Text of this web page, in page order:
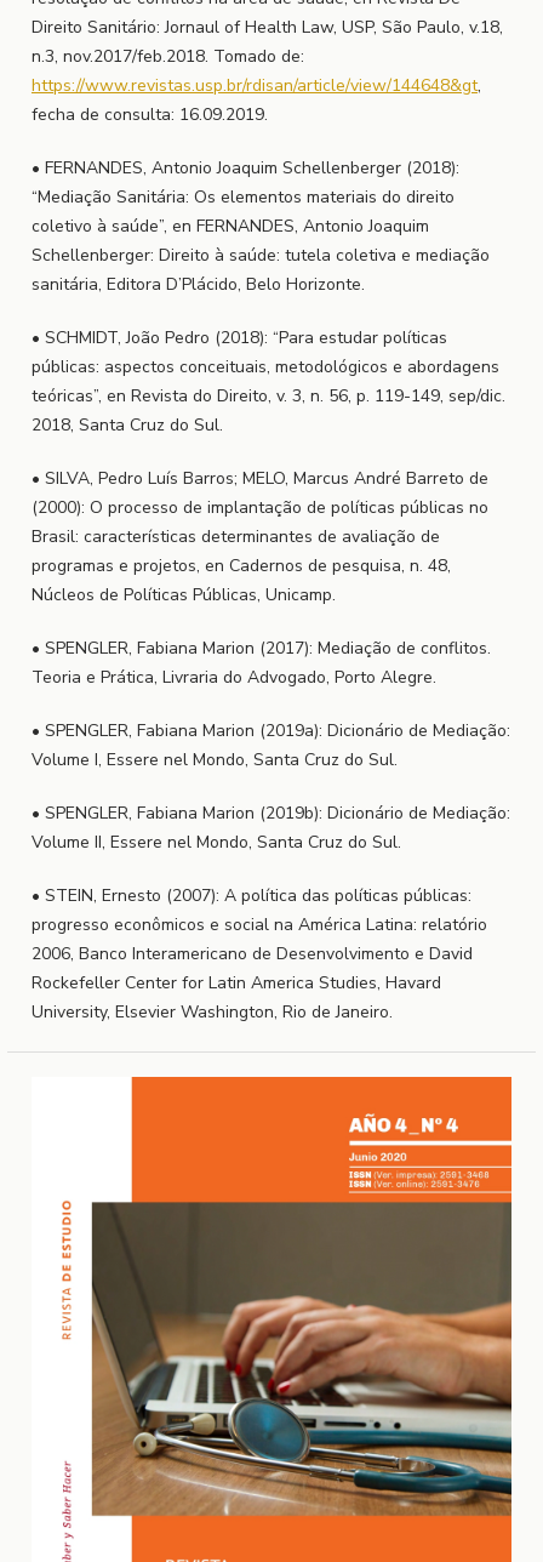
Direito Sanitário: Jornaul of Health Law, USP, São Paulo, v.18,
n.3, nov.2017/feb.2018. Tomado de:
https://www.revistas.usp.br/rdisan/article/view/144648&gt,
fecha de consulta: 16.09.2019.
• FERNANDES, Antonio Joaquim Schellenberger (2018):
“Mediação Sanitária: Os elementos materiais do direito
coletivo à saúde”, en FERNANDES, Antonio Joaquim
Schellenberger: Direito à saúde: tutela coletiva e mediação
sanitária, Editora D’Plácido, Belo Horizonte.
• SCHMIDT, João Pedro (2018): “Para estudar políticas
públicas: aspectos conceituais, metodológicos e abordagens
teóricas”, en Revista do Direito, v. 3, n. 56, p. 119-149, sep/dic.
2018, Santa Cruz do Sul.
• SILVA, Pedro Luís Barros; MELO, Marcus André Barreto de
(2000): O processo de implantação de políticas públicas no
Brasil: características determinantes de avaliação de
programas e projetos, en Cadernos de pesquisa, n. 48,
Núcleos de Políticas Públicas, Unicamp.
• SPENGLER, Fabiana Marion (2017): Mediação de conflitos.
Teoria e Prática, Livraria do Advogado, Porto Alegre.
• SPENGLER, Fabiana Marion (2019a): Dicionário de Mediação:
Volume I, Essere nel Mondo, Santa Cruz do Sul.
• SPENGLER, Fabiana Marion (2019b): Dicionário de Mediação:
Volume II, Essere nel Mondo, Santa Cruz do Sul.
• STEIN, Ernesto (2007): A política das políticas públicas:
progresso econômicos e social na América Latina: relatório
2006, Banco Interamericano de Desenvolvimento e David
Rockefeller Center for Latin America Studies, Havard
University, Elsevier Washington, Rio de Janeiro.